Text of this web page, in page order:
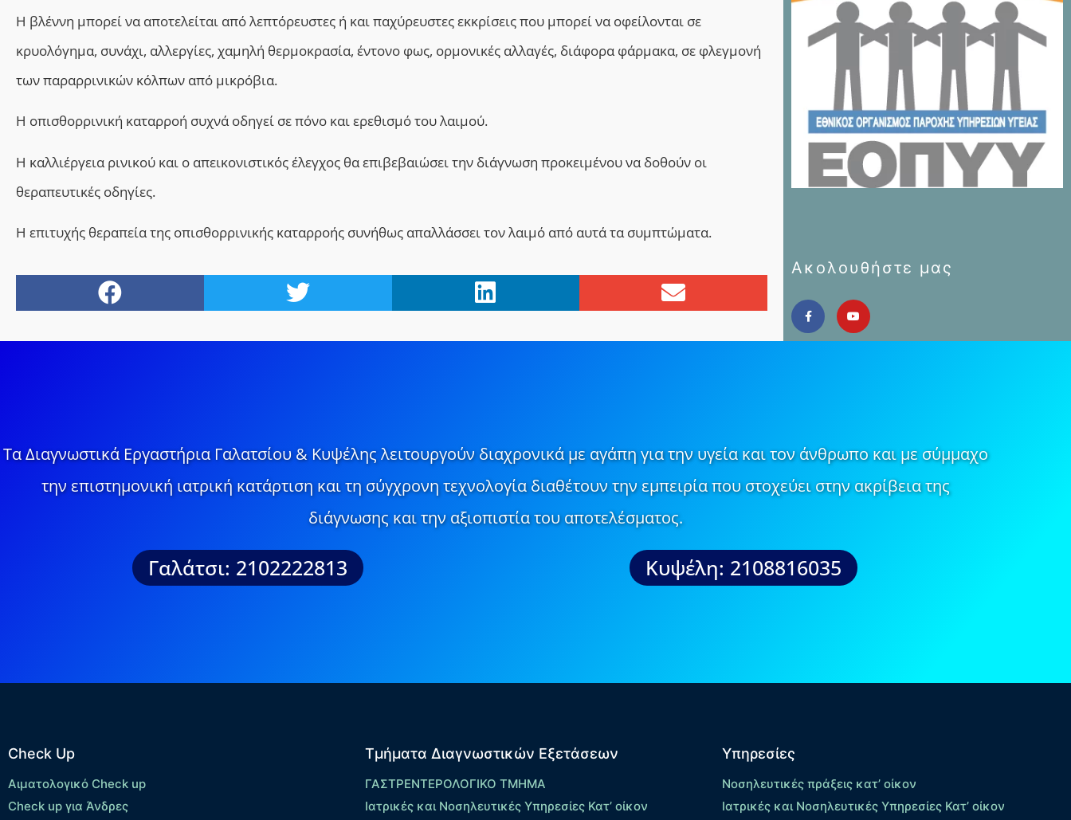
Η βλέννη μπορεί να αποτελείται από λεπτόρευστες ή και παχύρευστες εκκρίσεις που μπορεί να οφείλονται σε
κρυολόγημα, συνάχι, αλλεργίες, χαμηλή θερμοκρασία, έντονο φως, ορμονικές αλλαγές, διάφορα φάρμακα, σε φλεγμονή
των παραρρινικών κόλπων από μικρόβια.
Η οπισθορρινική καταρροή συχνά οδηγεί σε πόνο και ερεθισμό του λαιμού.
H καλλιέργεια ρινικού και ο απεικονιστικός έλεγχος θα επιβεβαιώσει την διάγνωση προκειμένου να δοθούν οι
θεραπευτικές οδηγίες.
Η επιτυχής θεραπεία της οπισθορρινικής καταρροής συνήθως απαλλάσσει τον λαιμό από αυτά τα συμπτώματα.
Ακολουθήστε μας
Τα Διαγνωστικά Εργαστήρια Γαλατσίου & Κυψέλης λειτουργούν διαχρονικά με αγάπη για την υγεία και τον άνθρωπο και με σύμμαχο
την επιστημονική ιατρική κατάρτιση και τη σύγχρονη τεχνολογία διαθέτουν την εμπειρία που στοχεύει στην ακρίβεια της
διάγνωσης και την αξιοπιστία του αποτελέσματος.
Γαλάτσι: 2102222813 Κυψέλη: 2108816035
Check Up
Αιματολογικό Check up
Check up για Άνδρες
Τμήματα Διαγνωστικών Εξετάσεων
ΓΑΣΤΡΕΝΤΕΡΟΛΟΓΙΚΟ ΤΜΗΜΑ
Ιατρικές και Νοσηλευτικές Υπηρεσίες Κατ’ οίκον
Υπηρεσίες
Νοσηλευτικές πράξεις κατ’ οίκον
Ιατρικές και Νοσηλευτικές Υπηρεσίες Κατ’ οίκον